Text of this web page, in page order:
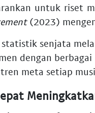
untuk riset
(2023)
statistik senjata
dengan
meta setiap